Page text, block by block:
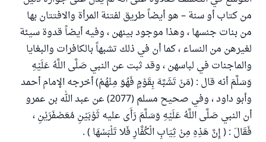
من كتاب أو سنة – هو أيضاً طريق لفتنة المرأة والافتتان بها
من بنات جنسها ، وهذا موجود بينهن ، وفيه أيضاً قدوة سيئة
لغيرهن من النساء ، كما أن في ذلك تشبهاً بالكافرات والبغايا
والماجنات في لباسهن ، وقد ثبت عن النبي صَلَّى اللَّهُ عَلَيْهِ
وَسَلَّمَ أنه قال : (مَنْ تَشَبَّهَ بِقَوْمٍ فَهُوَ مِنْهُمْ) أخرجه الإمام أحمد
وأبو داود ، وفي صحيح مسلم (2077) عن عبد الله بن عمرو
أن النبي صَلَّى اللَّهُ عَلَيْهِ وَسَلَّمَ رَأَى عليه ثَوْبَيْنِ مُعَصْفَرَيْنِ ،
فَقَالَ : ( إِنَّ هَذِهِ مِنْ ثِيَابِ الْكُفَّارِ فَلا تَلْبَسْهَا ) .